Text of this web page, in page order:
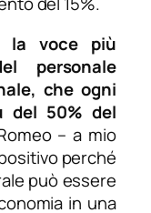
la voce più
personale
che ogni
del 50% del
– a mio
perché
può essere
in una